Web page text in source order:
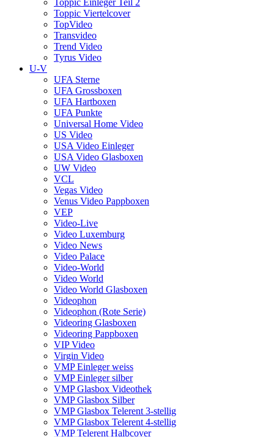
Toppic Einleger Teil 2
Toppic Viertelcover
TopVideo
Transvideo
Trend Video
Tyrus Video
U-V
UFA Sterne
UFA Grossboxen
UFA Hartboxen
UFA Punkte
Universal Home Video
US Video
USA Video Einleger
USA Video Glasboxen
UW Video
VCL
Vegas Video
Venus Video Pappboxen
VEP
Video-Live
Video Luxemburg
Video News
Video Palace
Video-World
Video World
Video World Glasboxen
Videophon
Videophon (Rote Serie)
Videoring Glasboxen
Videoring Pappboxen
VIP Video
Virgin Video
VMP Einleger weiss
VMP Einleger silber
VMP Glasbox Videothek
VMP Glasbox Silber
VMP Glasbox Telerent 3-stellig
VMP Glasbox Telerent 4-stellig
VMP Telerent Halbcover